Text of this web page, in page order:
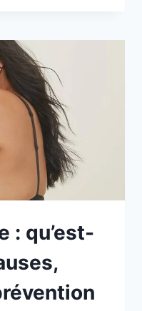
: qu’est-